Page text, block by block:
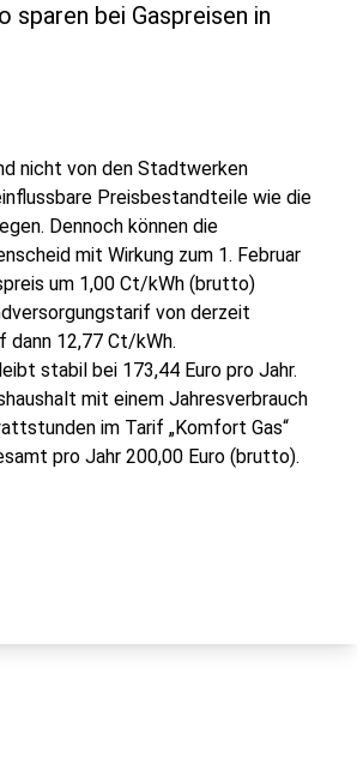
sparen bei Gaspreisen in
nicht von den Stadtwerken
Preisbestandteile wie die
Dennoch können die
mit Wirkung zum 1. Februar
um 1,00 Ct/kWh (brutto)
von derzeit
dann 12,77 Ct/kWh.
stabil bei 173,44 Euro pro Jahr.
mit einem Jahresverbrauch
im Tarif „Komfort Gas“
pro Jahr 200,00 Euro (brutto).